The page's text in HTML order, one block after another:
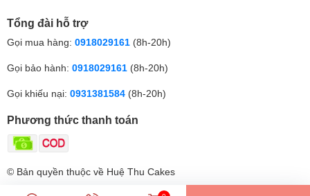
Tổng đài hỗ trợ
Gọi mua hàng: 0918029161 (8h-20h)
Gọi bảo hành: 0918029161 (8h-20h)
Gọi khiếu nại: 0931381584 (8h-20h)
Phương thức thanh toán
© Bản quyền thuộc về Huệ Thu Cakes